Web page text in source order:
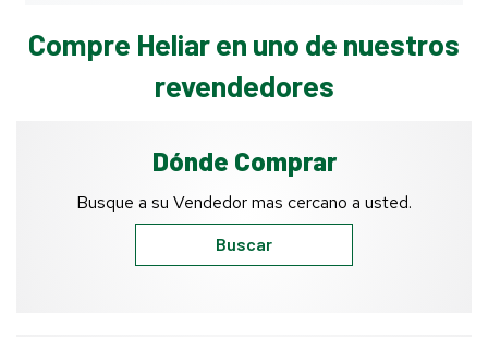
Compre Heliar en uno de nuestros
revendedores
Dónde Comprar
Busque a su Vendedor mas cercano a usted.
Buscar